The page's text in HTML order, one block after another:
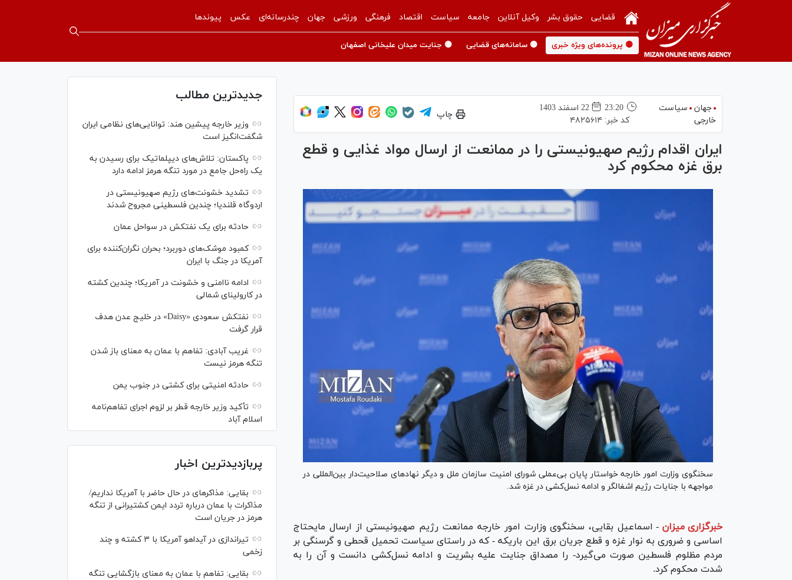
قضایی حقوق بشر وکیل آنلاین جامعه سیاست اقتصاد فرهنگی ورزشی جهان چندرسانه‌ای عکس پیوندها
🟡 پرونده‌های ویژه خبری 🟡 سامانه‌های قضایی 🟡 جنایت میدان علیخانی اصفهان
جهان
سیاست
خارجی
23:20
22 اسفند 1403
کد خبر:۴۸۲۵۶۱۴
چاپ
ایران اقدام رژیم صهیونیستی را در ممانعت از ارسال مواد غذایی و قطع
برق غزه محکوم کرد
سخنگوی وزارت امور خارجه خواستار پایان بی‌عملی شورای امنیت سازمان ملل و دیگر نهاد‌های صلاحیت‌دار بین‌المللی در
مواجهه با جنایات رژیم اشغالگر و ادامه نسل‌کشی در غزه شد.
خبرگزاری میزان - اسماعیل بقایی، سخنگوی وزارت امور خارجه ممانعت رژیم صهیونیستی از ارسال مایحتاج
اساسی و ضروری به نوار غزه و قطع جریان برق این باریکه - که در راستای سیاست تحمیل قحطی و گرسنگی بر
مردم مظلوم فلسطین صورت می‌گیرد- را مصداق جنایت علیه بشریت و ادامه نسل‌کشی دانست و آن را به
شدت محکوم کرد.
جدیدترین مطالب
وزیر خارجه پیشین هند: توانایی‌های نظامی ایران
شگفت‌انگیز است
پاکستان: تلاش‌های دیپلماتیک برای رسیدن به
یک راه‌حل جامع در مورد تنگه هرمز ادامه دارد
تشدید خشونت‌های رژیم صهیونیستی در
اردوگاه قلندیا؛ چندین فلسطینی مجروح شدند
حادثه برای یک نفتکش در سواحل عمان
کمبود موشک‌های دوربرد؛ بحران نگران‌کننده برای
آمریکا در جنگ با ایران
ادامه ناامنی و خشونت در آمریکا؛ چندین کشته
در کارولینای شمالی
نفتکش سعودی «Daisy» در خلیج عدن هدف
قرار گرفت
غریب آبادی: تفاهم با عمان به معنای باز شدن
تنگه هرمز نیست
حادثه امنیتی برای کشتی در جنوب یمن
تأکید وزیر خارجه قطر بر لزوم اجرای تفاهم‌نامه
اسلام آباد
پربازدیدترین اخبار
بقایی: مذاکره‎ای در حال حاضر با آمریکا نداریم/
مذاکرات با عمان درباره تردد ایمن کشتیرانی از تنگه
هرمز در جریان است
تیراندازی در آیداهو آمریکا با ۳ کشته و چند
زخمی
بقایی: تفاهم با عمان به معنای بازگشایی تنگه